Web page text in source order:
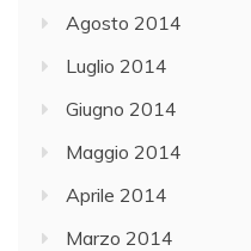
Agosto 2014
Luglio 2014
Giugno 2014
Maggio 2014
Aprile 2014
Marzo 2014